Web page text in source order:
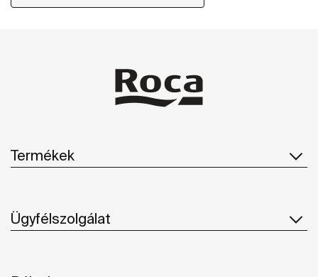
Termékek
Ügyfélszolgálat